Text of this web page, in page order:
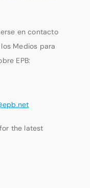
en contacto
Medios para
EPB:
for the latest